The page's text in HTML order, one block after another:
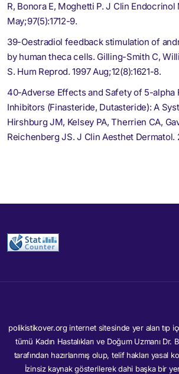
R, Bonora E, Moghetti P. J Clin Endocrinol
May;97(5):1712-9.
39-Oestradiol feedback stimulation of
by human theca cells. Gilling-Smith C,
S. Hum Reprod. 1997 Aug;12(8):1621-8.
40-Adverse Effects and Safety of 5-alpha
Inhibitors (Finasteride, Dutasteride): A
Hirshburg JM, Kelsey PA, Therrien CA,
Reichenberg JS. J Clin Aesthet Dermatol.
polikistikover.org internet sitesinde yer alan tıp
tümü Kadın Hastalıkları ve Doğum Uzmanı Dr.
tarafından hazırlanmış olup, telif hakları yasal
İzinsiz kaynak gösterilerek dahi başka bir